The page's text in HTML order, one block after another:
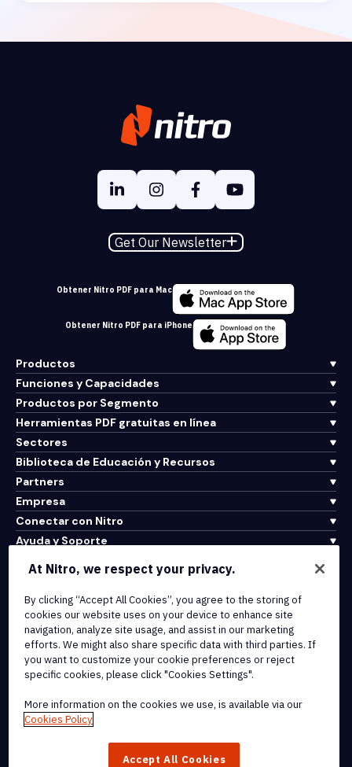
Get Our Newsletter
Obtener Nitro PDF para Mac
Obtener Nitro PDF para iPhone
Productos
Funciones y Capacidades
Productos por Segmento
Herramientas PDF gratuitas en línea
Sectores
Biblioteca de Educación y Recursos
Partners
Empresa
Conectar con Nitro
Ayuda y Soporte
Terms of Service
Cookie Policy
Copyright Policy
All Terms & Policies
At Nitro, we respect your privacy.
By clicking “Accept All Cookies”, you agree to the storing of
cookies our website uses on your device to enhance site
navigation, analyze site usage, and assist in our marketing
efforts. We might also share specific data with third parties. If
you want to customize your cookie preferences or reject
specific cookies, please click "Cookies Settings".
More information on the cookies we use, is available via our
Cookies Policy
Accept All Cookies